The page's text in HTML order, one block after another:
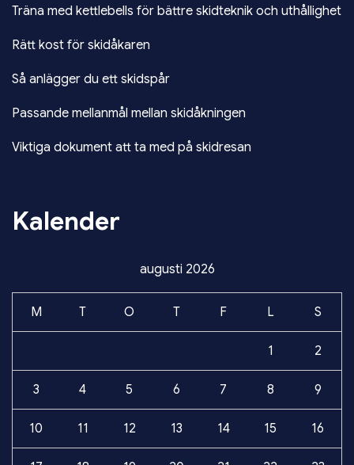
Träna med kettlebells för bättre skidteknik och uthållighet
Rätt kost för skidåkaren
Så anlägger du ett skidspår
Passande mellanmål mellan skidåkningen
Viktiga dokument att ta med på skidresan
Kalender
augusti 2026
M T O T F L S
1 2
3 4 5 6 7 8 9
10 11 12 13 14 15 16